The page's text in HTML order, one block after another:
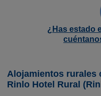
¿Has estado
Alojamientos rurales
Rinlo Hotel Rural